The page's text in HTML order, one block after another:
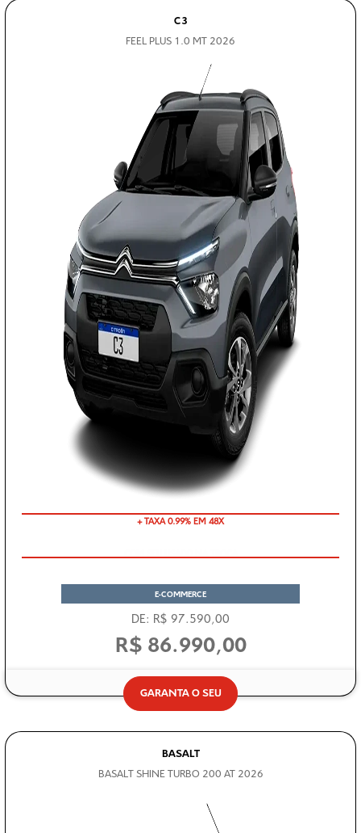
C3
FEEL PLUS 1.0 MT 2026
E-COMMERCE
DE: R$ 97.590,00
R$ 86.990,00
GARANTA O SEU
BASALT
BASALT SHINE TURBO 200 AT 2026